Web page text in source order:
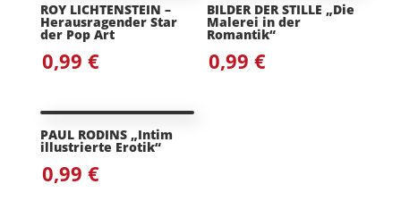
ROY LICHTENSTEIN –
Herausragender Star
der Pop Art
0,99 €
BILDER DER STILLE „Die
Malerei in der
Romantik“
0,99€
PAUL RODINS „Intim
illustrierte Erotik“
0,99 €